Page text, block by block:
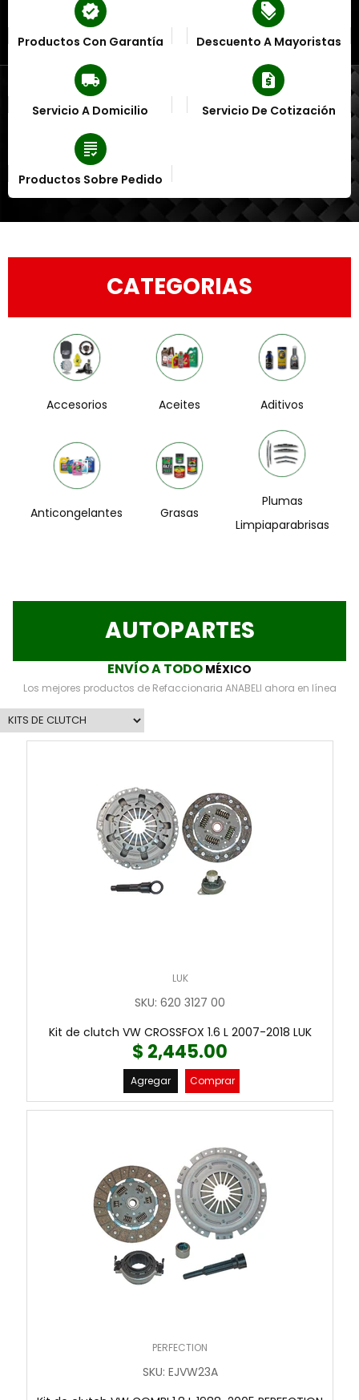
verified
Productos Con Garantía
discount
Descuento A Mayoristas
local_shipping
Servicio A Domicilio
request_quote
Servicio De Cotización
grading
Productos Sobre Pedido
CATEGORIAS
Accesorios Aceites Aditivos
Anticongelantes Grasas
Plumas
Limpiaparabrisas
AUTOPARTES
ENVÍO A TODO MÉXICO
Los mejores productos de Refaccionaria ANABELI ahora en línea
LUK
SKU:620 3127 00
Kit de clutch VW CROSSFOX 1.6 L 2007-2018 LUK
$ 2,445.00
Agregar Comprar
PERFECTION
SKU: EJVW23A